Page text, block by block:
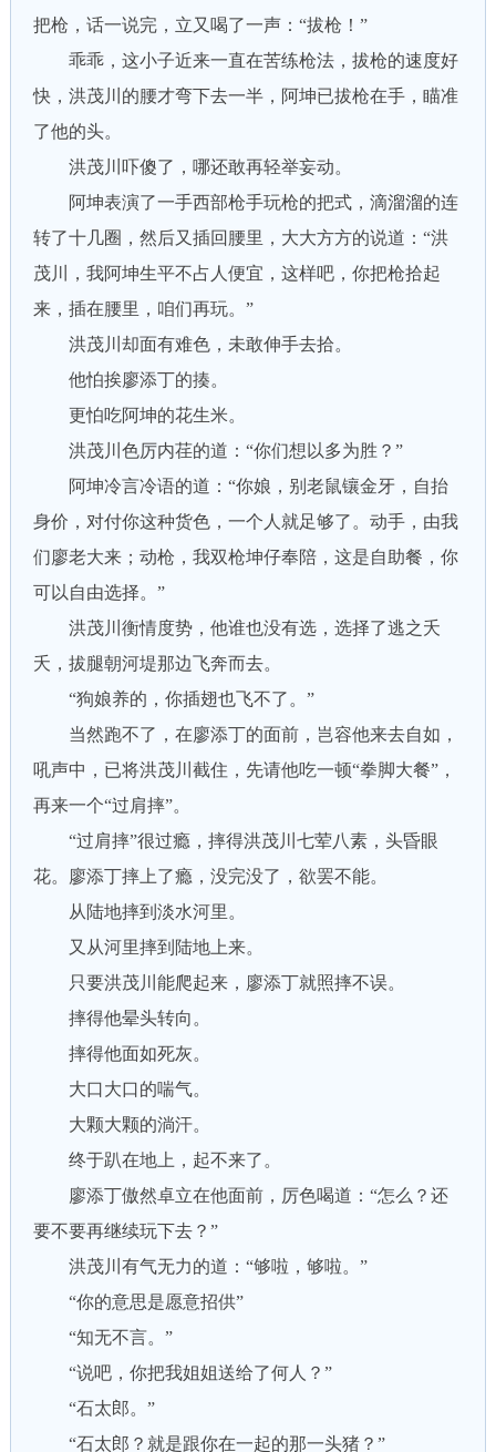
把枪，话一说完，立又喝了一声：“拔枪！”
乖乖，这小子近来一直在苦练枪法，拔枪的速度好
快，洪茂川的腰才弯下去一半，阿坤已拔枪在手，瞄准
了他的头。
洪茂川吓傻了，哪还敢再轻举妄动。
阿坤表演了一手西部枪手玩枪的把式，滴溜溜的连
转了十几圈，然后又插回腰里，大大方方的说道：“洪
茂川，我阿坤生平不占人便宜，这样吧，你把枪拾起
来，插在腰里，咱们再玩。”
洪茂川却面有难色，未敢伸手去拾。
他怕挨廖添丁的揍。
更怕吃阿坤的花生米。
洪茂川色厉内荏的道：“你们想以多为胜？”
阿坤冷言冷语的道：“你娘，别老鼠镶金牙，自抬
身价，对付你这种货色，一个人就足够了。动手，由我
们廖老大来；动枪，我双枪坤仔奉陪，这是自助餐，你
可以自由选择。”
洪茂川衡情度势，他谁也没有选，选择了逃之夭
夭，拔腿朝河堤那边飞奔而去。
“狗娘养的，你插翅也飞不了。”
当然跑不了，在廖添丁的面前，岂容他来去自如，
吼声中，已将洪茂川截住，先请他吃一顿“拳脚大餐”，
再来一个“过肩摔”。
“过肩摔”很过瘾，摔得洪茂川七荤八素，头昏眼
花。廖添丁摔上了瘾，没完没了，欲罢不能。
从陆地摔到淡水河里。
又从河里摔到陆地上来。
只要洪茂川能爬起来，廖添丁就照摔不误。
摔得他晕头转向。
摔得他面如死灰。
大口大口的喘气。
大颗大颗的淌汗。
终于趴在地上，起不来了。
廖添丁傲然卓立在他面前，厉色喝道：“怎么？还
要不要再继续玩下去？”
洪茂川有气无力的道：“够啦，够啦。”
“你的意思是愿意招供”
“知无不言。”
“说吧，你把我姐姐送给了何人？”
“石太郎。”
“石太郎？就是跟你在一起的那一头猪？”